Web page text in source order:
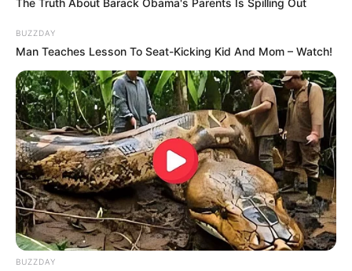
Mute
Meski baru pertama kali menjajal bermain film, tidak membuat
gadis kelahiran Jakarta itu patah semangat. Ia terus belajah hingga
mendapatkan tawaran untuk bermain film lainnya.
Baca juga:Biodata, Profil, dan Fakta Agnes Naomi
The Truth About Barack Obama's Parents Is Spilling Out
BUZZDAY
Man Teaches Lesson To Seat-Kicking Kid And Mom – Watch!
BUZZDAY